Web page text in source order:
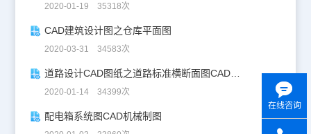
2020-01-19 35318次
CAD建筑设计图之仓库平面图
2020-03-31 34583次
道路设计CAD图纸之道路标准横断面图CAD图纸
2020-01-14 34399次
配电箱系统图CAD机械制图
在线咨询